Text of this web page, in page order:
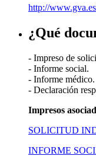
http://
¿Qué
- Impreso de
- Informe social.
- Informe médico.
- Declaración
Impresos
SOLICITUD
INFORME